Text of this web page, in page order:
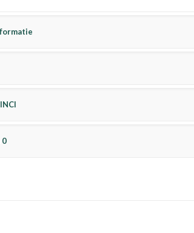
0